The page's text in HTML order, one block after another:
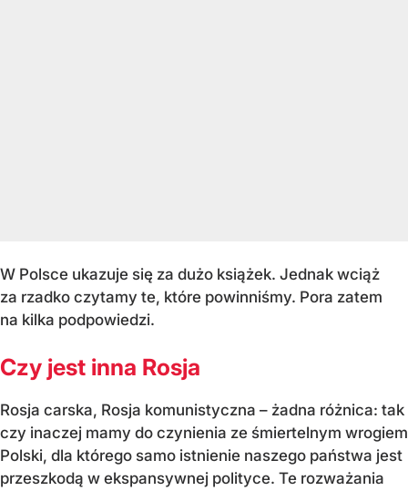
W Polsce ukazuje się za dużo książek. Jednak wciąż
za rzadko czytamy te, które powinniśmy. Pora zatem
na kilka podpowiedzi.
Czy jest inna Rosja
Rosja carska, Rosja komunistyczna – żadna różnica: tak
czy inaczej mamy do czynienia ze śmiertelnym wrogiem
Polski, dla którego samo istnienie naszego państwa jest
przeszkodą w ekspansywnej polityce. Te rozważania